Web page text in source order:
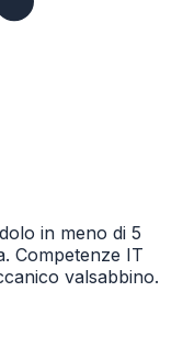
in meno di 5
Competenze IT
valsabbino.